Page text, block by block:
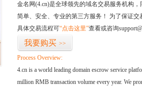
金名网(4.cn)是全球领先的域名交易服务机构
简单、安全、专业的第三方服务！ 为了保证
具体交易流程可“点击这里”查看或咨询
我要购买 >>
Process Overview:
4.cn is a world leading domain escrow service
million RMB transaction volume every year. We